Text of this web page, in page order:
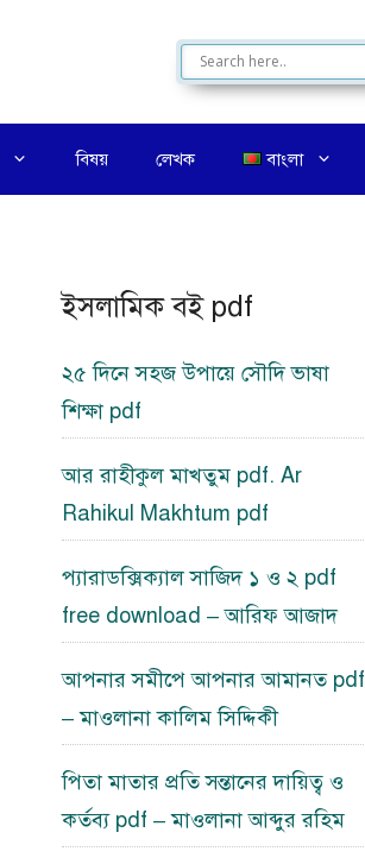
বিষয় লেখক বাংলা
ইসলামিক বই pdf
২৫ দিনে সহজ উপায়ে সৌদি ভাষা
শিক্ষা pdf
আর রাহীকুল মাখতুম pdf. Ar
Rahikul Makhtum pdf
প্যারাডক্সিক্যাল সাজিদ ১ ও ২ pdf
free download – আরিফ আজাদ
আপনার সমীপে আপনার আমানত pdf
– মাওলানা কালিম সিদ্দিকী
পিতা মাতার প্রতি সন্তানের দায়িত্ব ও
কর্তব্য pdf – মাওলানা আব্দুর রহিম